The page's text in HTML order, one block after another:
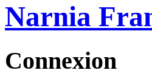
Narnia
Connexion